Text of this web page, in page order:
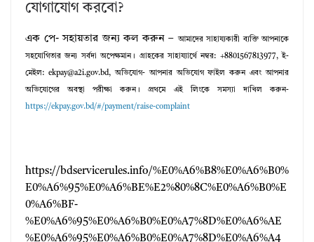
যোগাযোগ করবো?
এক পে- সহায়তার জন্য কল করুন –আমাদের সাহায্যকারী ব্যক্তি আপনাকে
সহযোগিতার জন্য সর্বদা অপেক্ষমান। গ্রাহকের সাহায্যার্থে নম্বর: +8801567813977,ই-
মেইল: ekpay@a2i.gov.bd,অভিযোগ-আপনার অভিযোগ ফাইল করুন এবং আপনার
অভিযোগের অবস্থা পরীক্ষা করুন। প্রথমে এই লিংকে সমস্যা দাখিল করুন-
https://ekpay.gov.bd/#/payment/raise-complaint
https://bdservicerules.info/%E0%A6%B8%E0%A6%B0%
E0%A6%95%E0%A6%BE%E2%80%8C%E0%A6%B0%E
0%A6%BF-
%E0%A6%95%E0%A6%B0%E0%A7%8D%E0%A6%AE
%E0%A6%95%E0%A6%B0%E0%A7%8D%E0%A6%A4